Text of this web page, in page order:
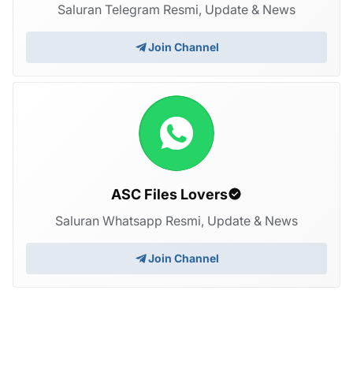
Saluran Telegram Resmi, Update & News
Join Channel
ASC Files Lovers
Saluran Whatsapp Resmi, Update & News
Join Channel